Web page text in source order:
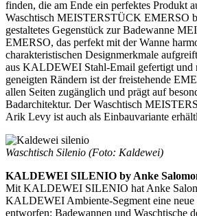
finden, die am Ende ein perfektes Produkt
Waschtisch MEISTERSTÜCK EMERSO
gestaltetes Gegenstück zur Badewanne
EMERSO, das perfekt mit der Wanne
charakteristischen Designmerkmale
aus KALDEWEI Stahl-Email gefertigt und
geneigten Rändern ist der freistehende
allen Seiten zugänglich und prägt auf
Badarchitektur. Der Waschtisch
Arik Levy ist auch als Einbauvariante
Waschtisch Silenio (Foto: Kaldewei)
KALDEWEI SILENIO by Anke
Mit KALDEWEI SILENIO hat Anke
KALDEWEI Ambiente-Segment eine neue
entworfen: Badewannen und Waschtische